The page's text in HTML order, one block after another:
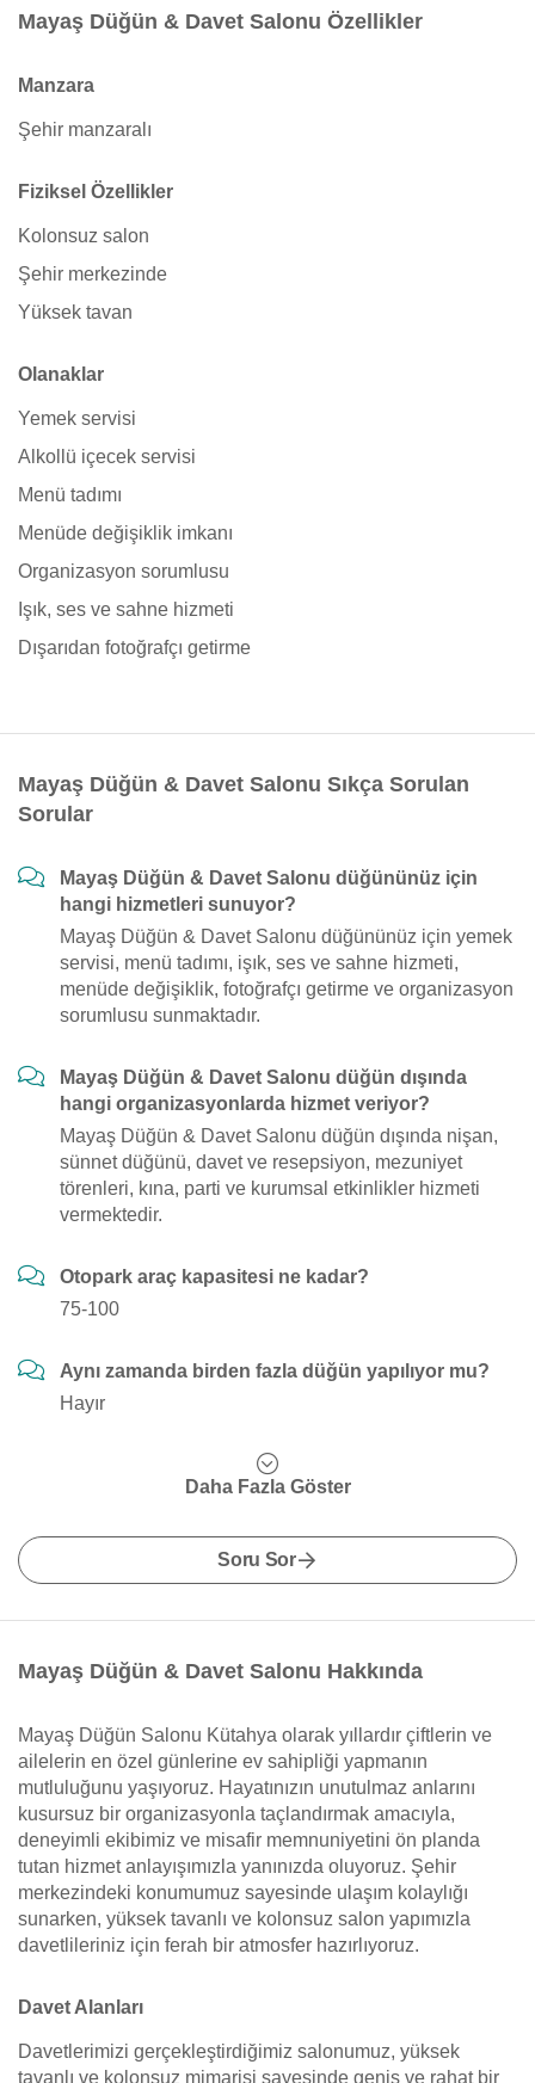
Mayaş Düğün & Davet Salonu Özellikler
Manzara
Şehir manzaralı
Fiziksel Özellikler
Kolonsuz salon
Şehir merkezinde
Yüksek tavan
Olanaklar
Yemek servisi
Alkollü içecek servisi
Menü tadımı
Menüde değişiklik imkanı
Organizasyon sorumlusu
Işık, ses ve sahne hizmeti
Dışarıdan fotoğrafçı getirme
Mayaş Düğün & Davet Salonu Sıkça Sorulan
Sorular
Mayaş Düğün & Davet Salonu düğününüz için
hangi hizmetleri sunuyor?
Mayaş Düğün & Davet Salonu düğününüz için yemek
servisi, menü tadımı, işık, ses ve sahne hizmeti,
menüde değişiklik, fotoğrafçı getirme ve organizasyon
sorumlusu sunmaktadır.
Mayaş Düğün & Davet Salonu düğün dışında
hangi organizasyonlarda hizmet veriyor?
Mayaş Düğün & Davet Salonu düğün dışında nişan,
sünnet düğünü, davet ve resepsiyon, mezuniyet
törenleri, kına, parti ve kurumsal etkinlikler hizmeti
vermektedir.
Otopark araç kapasitesi ne kadar?
75-100
Aynı zamanda birden fazla düğün yapılıyor mu?
Hayır
Daha Fazla Göster
Soru Sor
Mayaş Düğün & Davet Salonu Hakkında
Mayaş Düğün Salonu Kütahya olarak yıllardır çiftlerin ve
ailelerin en özel günlerine ev sahipliği yapmanın
mutluluğunu yaşıyoruz. Hayatınızın unutulmaz anlarını
kusursuz bir organizasyonla taçlandırmak amacıyla,
deneyimli ekibimiz ve misafir memnuniyetini ön planda
tutan hizmet anlayışımızla yanınızda oluyoruz. Şehir
merkezindeki konumumuz sayesinde ulaşım kolaylığı
sunarken, yüksek tavanlı ve kolonsuz salon yapımızla
davetlileriniz için ferah bir atmosfer hazırlıyoruz.
Davet Alanları
Davetlerimizi gerçekleştirdiğimiz salonumuz, yüksek
tavanlı ve kolonsuz mimarisi sayesinde geniş ve rahat bir